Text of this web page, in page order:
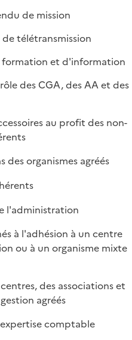
de mission
télétransmission
formation et d'information
des CGA, des AA et des
au profit des non-
des organismes agréés
l'administration
à l'adhésion à un centre
ou à un organisme mixte
des associations et
agréés
comptable